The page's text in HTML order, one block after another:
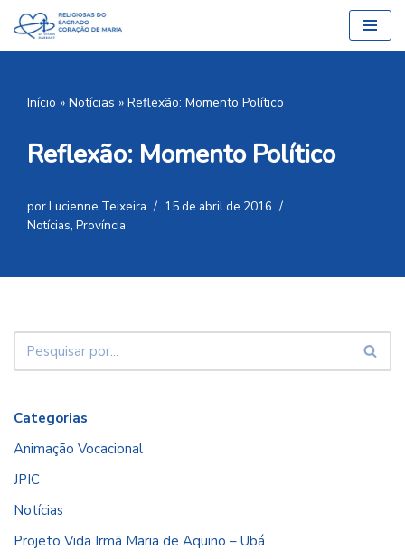
Pular
Início » Notícias » Reflexão: Momento Político
Reflexão: Momento Político
porLucienne Teixeira
15 de abril de 2016
Notícias, Província
Categorias
Animação Vocacional
JPIC
Notícias
Projeto Vida Irmã Maria de Aquino – Ubá